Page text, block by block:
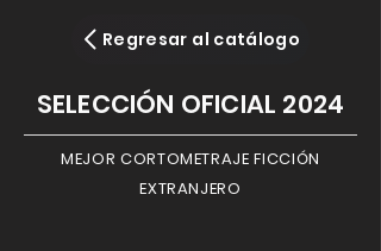
Regresar al catálogo
SELECCIÓN OFICIAL 2024
MEJOR CORTOMETRAJE FICCIÓN
EXTRANJERO